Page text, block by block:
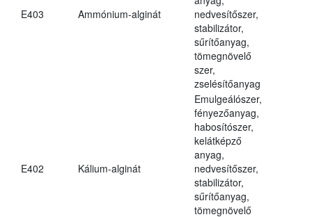
E403 Ammónium-alginát
nedvesítőszer,
stabilizátor,
sűrítőanyag,
tömegnövelő
szer,
zselésítőanyag
E402 Kálium-alginát
Emulgeálószer,
fényezőanyag,
habosítószer,
kelátképző
anyag,
nedvesítőszer,
stabilizátor,
sűrítőanyag,
tömegnövelő